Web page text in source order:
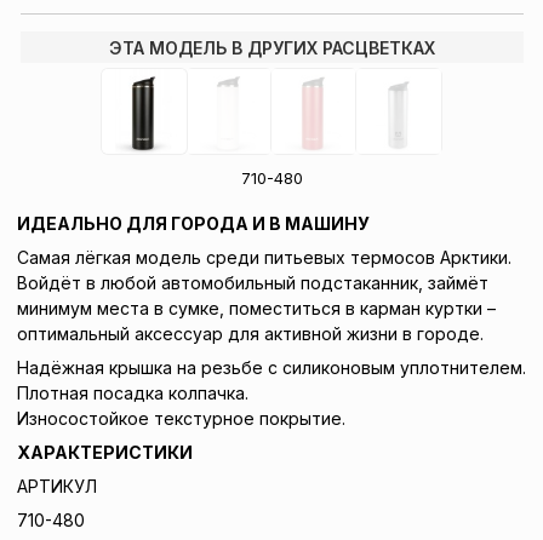
ЭТА МОДЕЛЬ В ДРУГИХ РАСЦВЕТКАХ
710-480
ИДЕАЛЬНО ДЛЯ ГОРОДА И В МАШИНУ
Самая лёгкая модель среди питьевых термосов Арктики.
Войдёт в любой автомобильный подстаканник, займёт
минимум места в сумке, поместиться в карман куртки –
оптимальный аксессуар для активной жизни в городе.
Надёжная крышка на резьбе с силиконовым уплотнителем.
Плотная посадка колпачка.
Износостойкое текстурное покрытие.
ХАРАКТЕРИСТИКИ
АРТИКУЛ
710-480